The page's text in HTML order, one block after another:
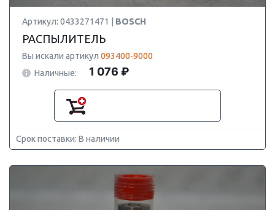
Артикул: 0433271471 | BOSCH
РАСПЫЛИТЕЛЬ
Вы искали артикул 093400-9000
Наличные:
1 076 ₽
Срок поставки: В наличии